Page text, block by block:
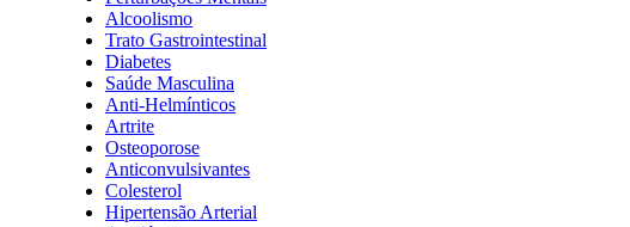
Alcoolismo
Trato Gastrointestinal
Diabetes
Saúde Masculina
Anti-Helmínticos
Artrite
Osteoporose
Anticonvulsivantes
Colesterol
Hipertensão Arterial